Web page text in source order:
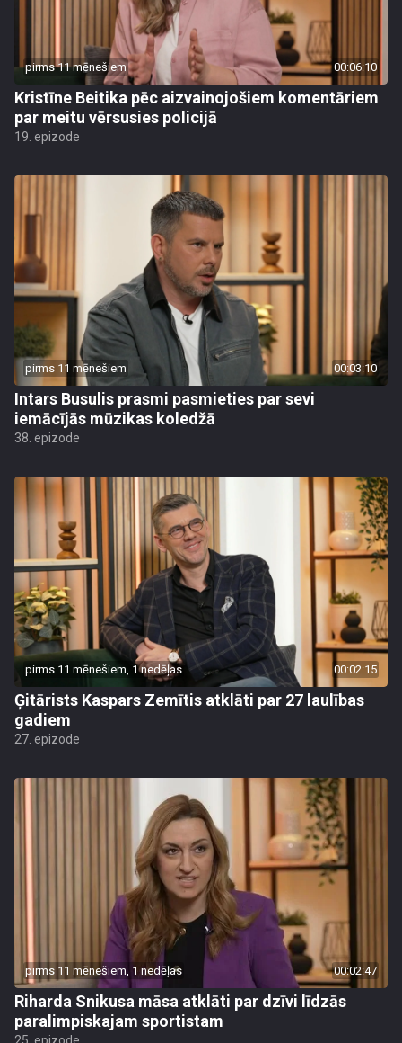
pirms 11 mēnešiem 00:06:10
Kristīne Beitika pēc aizvainojošiem komentāriem
par meitu vērsusies policijā
19. epizode
pirms 11 mēnešiem 00:03:10
Intars Busulis prasmi pasmieties par sevi
iemācījās mūzikas koledžā
38. epizode
pirms 11 mēnešiem, 1 nedēļas 00:02:15
Ģitārists Kaspars Zemītis atklāti par 27 laulības
gadiem
27. epizode
pirms 11 mēnešiem, 1 nedēļas 00:02:47
Riharda Snikusa māsa atklāti par dzīvi līdzās
paralimpiskajam sportistam